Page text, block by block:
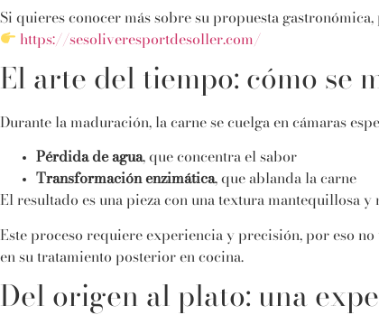
Si quieres conocer más sobre su propuesta
https://sesoliveresportdesoller.com/
El arte del tiempo: cómo se
Durante la maduración, la carne se cuelga en cámaras
Pérdida de agua, que concentra el sabor
Transformación enzimática, que ablanda la carne
El resultado es una pieza con una textura mantequillosa
Este proceso requiere experiencia y precisión, por eso
en su tratamiento posterior en cocina.
Del origen al plato: una